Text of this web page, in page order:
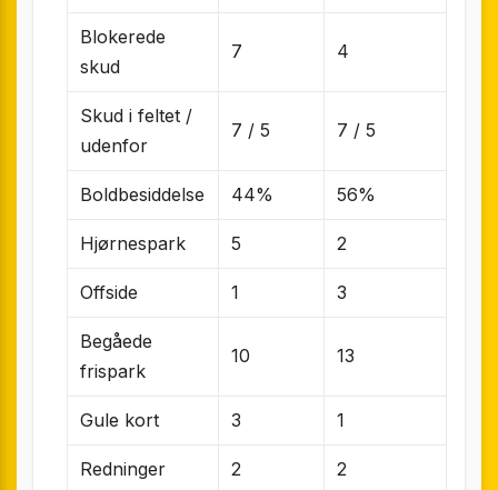
Blokerede
skud
7 4
Skud i feltet /
udenfor
7 / 5 7 / 5
Boldbesiddelse 44% 56%
Hjørnespark 5 2
Offside 1 3
Begåede
frispark
10 13
Gule kort 3 1
Redninger 2 2